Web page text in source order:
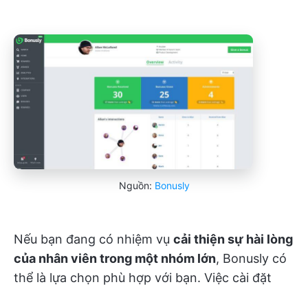
Nguồn: Bonusly
Nếu bạn đang có nhiệm vụ cải thiện sự hài lòng
của nhân viên trong một nhóm lớn, Bonusly có
thể là lựa chọn phù hợp với bạn. Việc cài đặt